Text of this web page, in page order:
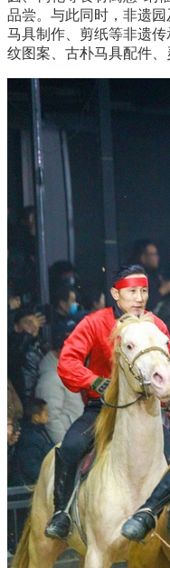
品尝。与此同时，非遗园
马具制作、剪纸等非遗
纹图案、古朴马具配件、